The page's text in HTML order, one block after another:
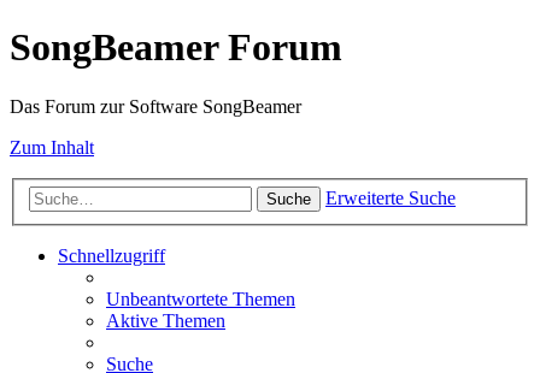
SongBeamer Forum
Das Forum zur Software SongBeamer
Zum Inhalt
Suche Erweiterte Suche
Schnellzugriff
Unbeantwortete Themen
Aktive Themen
Suche